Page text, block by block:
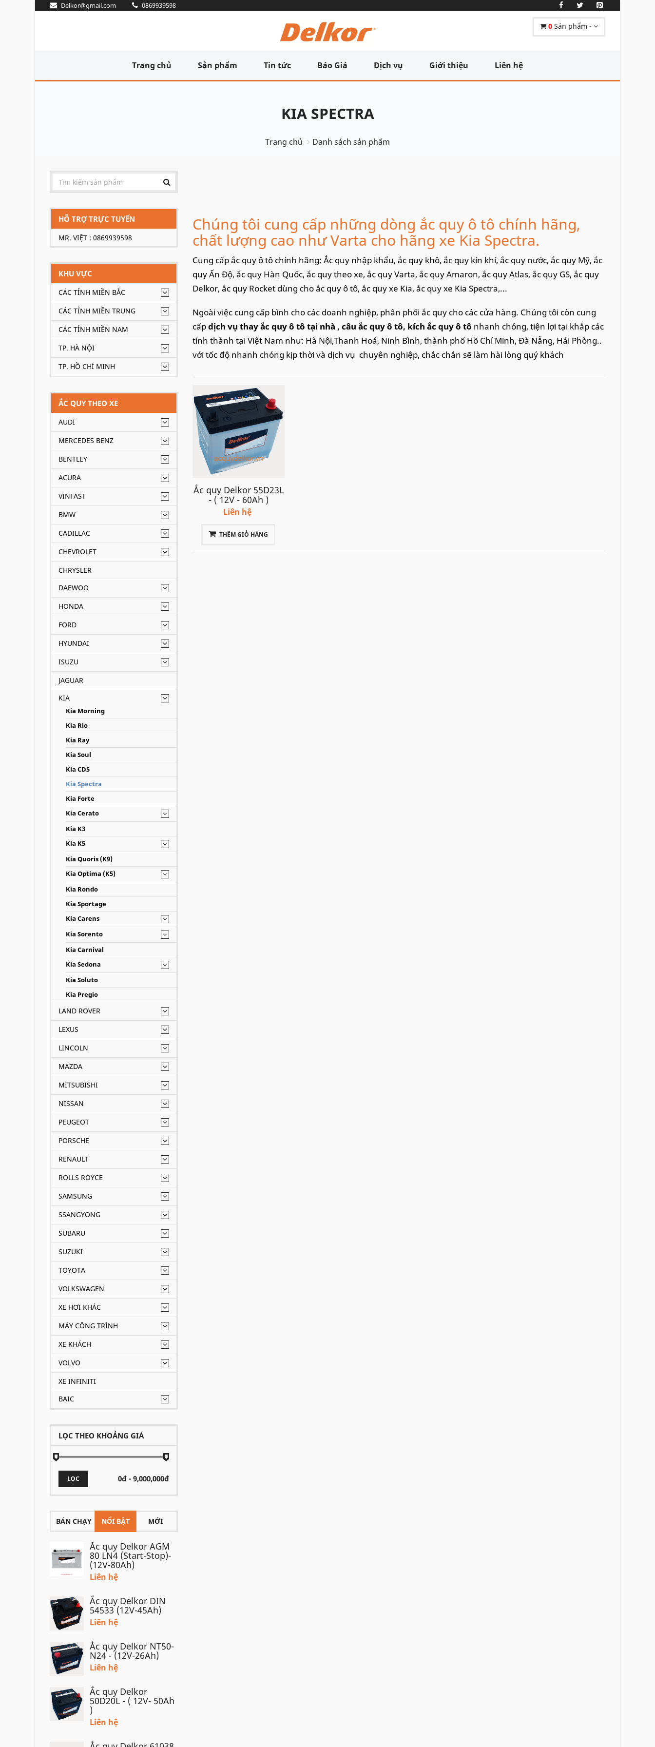
Delkor@gmail.com 0869939598
0 Sản phẩm -
Trang chủ Sản phẩm Tin tức Báo Giá Dịch vụ Giới thiệu Liên hệ
KIA SPECTRA
Trang chủ Danh sách sản phẩm
HỖ TRỢ TRỰC TUYẾN
MR. VIỆT : 0869939598
KHU VỰC
CÁC TỈNH MIỀN BẮC
CÁC TỈNH MIỀN TRUNG
CÁC TỈNH MIỀN NAM
TP. HÀ NỘI
TP. HỒ CHÍ MINH
ẮC QUY THEO XE
AUDI
MERCEDES BENZ
BENTLEY
ACURA
VINFAST
BMW
CADILLAC
CHEVROLET
CHRYSLER
DAEWOO
HONDA
FORD
HYUNDAI
ISUZU
JAGUAR
KIA
Kia Morning
Kia Rio
Kia Ray
Kia Soul
Kia CD5
Kia Spectra
Kia Forte
Kia Cerato
Kia K3
Kia K5
Kia Quoris (K9)
Kia Optima (K5)
Kia Rondo
Kia Sportage
Kia Carens
Kia Sorento
Kia Carnival
Kia Sedona
Kia Soluto
Kia Pregio
LAND ROVER
LEXUS
LINCOLN
MAZDA
MITSUBISHI
NISSAN
PEUGEOT
PORSCHE
RENAULT
ROLLS ROYCE
SAMSUNG
SSANGYONG
SUBARU
SUZUKI
TOYOTA
VOLKSWAGEN
XE HƠI KHÁC
MÁY CÔNG TRÌNH
XE KHÁCH
VOLVO
XE INFINITI
BAIC
LỌC THEO KHOẢNG GIÁ
LỌC
BÁN CHẠY NỔI BẬT MỚI
Ắc quy Delkor AGM
80 LN4 (Start-Stop)-
(12V-80Ah)
Liên hệ
Ắc quy Delkor DIN
54533 (12V-45Ah)
Liên hệ
Ắc quy Delkor NT50-
N24 - (12V-26Ah)
Liên hệ
Ắc quy Delkor
50D20L - ( 12V- 50Ah
)
Liên hệ
Chúng tôi cung cấp những dòng ắc quy ô tô chính hãng,
chất lượng cao như Varta cho hãng xe Kia Spectra.
Cung cấp ắc quy ô tô chính hãng: Ắc quy nhập khẩu, ắc quy khô, ắc quy kín khí, ắc quy nước, ắc quy Mỹ, ắc
quy Ấn Độ, ắc quy Hàn Quốc, ắc quy theo xe, ắc quy Varta, ắc quy Amaron, ắc quy Atlas, ắc quy GS, ắc quy
Delkor, ắc quy Rocket dùng cho ắc quy ô tô, ắc quy xe Kia, ắc quy xe Kia Spectra,...
Ngoài việc cung cấp bình cho các doanh nghiệp, phân phối ắc quy cho các cửa hàng. Chúng tôi còn cung
cấpdịch vụ thay ắc quy ô tô tại nhà , câu ắc quy ô tô, kích ắc quy ô tô nhanh chóng, tiện lợi tại khắp các
tỉnh thành tại Việt Nam như: Hà Nội,Thanh Hoá, Ninh Bình, thành phố Hồ Chí Minh, Đà Nẵng, Hải Phòng..
với tốc độ nhanh chóng kịp thời và dịch vụ chuyên nghiệp, chắc chắn sẽ làm hài lòng quý khách
Ắc quy Delkor 55D23L
- ( 12V - 60Ah )
Liên hệ
THÊM GIỎ HÀNG